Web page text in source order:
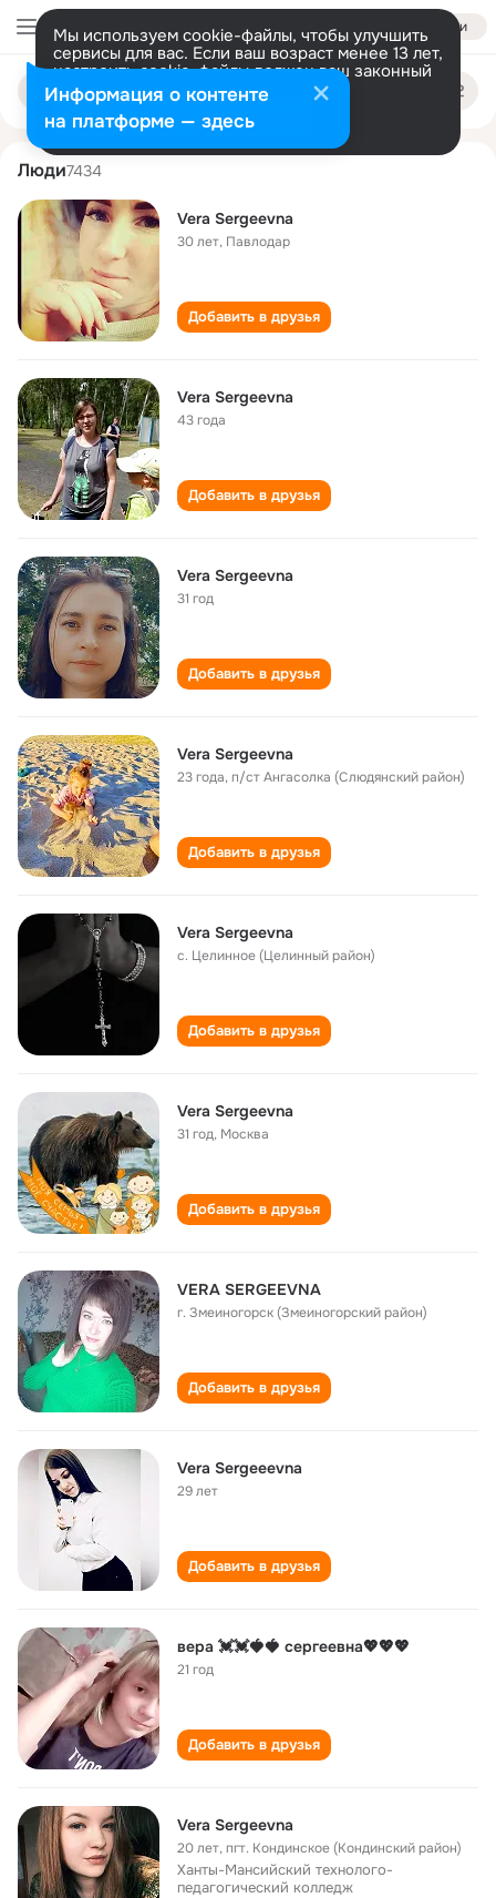
Войти
Мы используем cookie-файлы, чтобы улучшить
сервисы для вас. Если ваш возраст менее 13 лет,
настроить cookie-файлы должен ваш законный
представитель. Больше информации
Разрешить все Настроить
Поиск
людям
vera sergeevna
Люди7434
Vera Sergeevna
30 лет, Павлодар
Добавить в друзья
Vera Sergeevna
43 года
Добавить в друзья
Vera Sergeevna
31 год
Добавить в друзья
Vera Sergeevna
23 года,п/ст Ангасолка (Слюдянский район)
Добавить в друзья
Vera Sergeevna
с. Целинное (Целинный район)
Добавить в друзья
Vera Sergeevna
31 год, Москва
Добавить в друзья
VERA SERGEEVNA
г. Змеиногорск (Змеиногорский район)
Добавить в друзья
Vera Sergeeevna
29 лет
Добавить в друзья
вера 💓💓🍓🍓 сергеевна💖💖💖
21 год
Добавить в друзья
Vera Sergeevna
20 лет,пгт. Кондинское (Кондинский район)
Ханты-Мансийский технолого-
педагогический колледж
Информация о контенте
на платформе — здесь